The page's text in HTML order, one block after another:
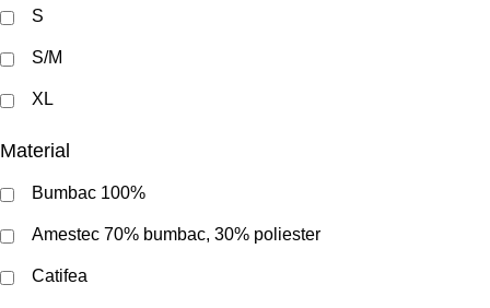
S
S/M
XL
Material
Bumbac 100%
Amestec 70% bumbac, 30% poliester
Catifea